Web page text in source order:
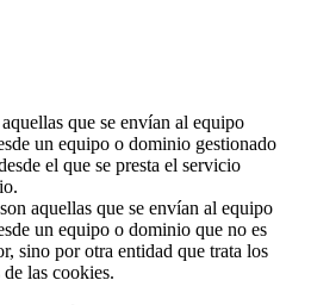
que se envían al equipo
un equipo o dominio gestionado
el que se presta el servicio
son aquellas que se envían al equipo
un equipo o dominio que no es
sino por otra entidad que trata los
las cookies.